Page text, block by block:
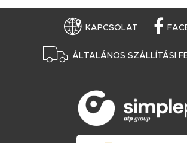
KAPCSOLAT
ÁLTALÁNOS SZÁLLÍTÁSI